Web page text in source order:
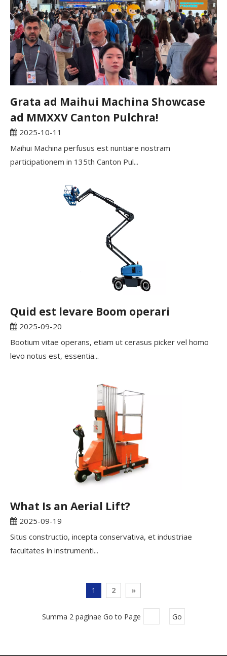
Grata ad Maihui Machina Showcase
ad MMXXV Canton Pulchra!
2025-10-11
Maihui Machina perfusus est nuntiare nostram
participationem in 135th Canton Pul...
Quid est levare Boom operari
2025-09-20
Bootium vitae operans, etiam ut cerasus picker vel homo
levo notus est, essentia...
What Is an Aerial Lift?
2025-09-19
Situs constructio, incepta conservativa, et industriae
facultates in instrumenti...
1 2 »
Summa 2 paginae Go to Page Go